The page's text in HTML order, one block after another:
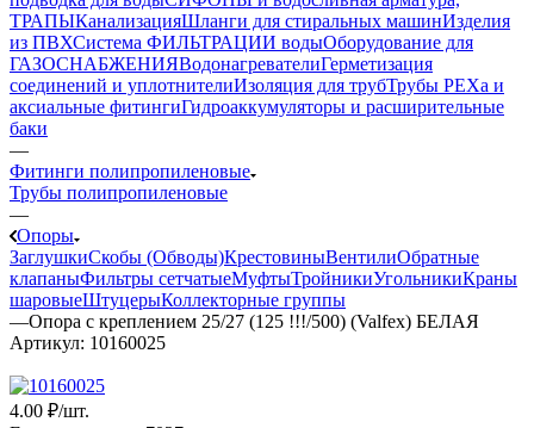
ТРАПЫКанализацияШланги для стиральных машинИзделия
из ПВХСистема ФИЛЬТРАЦИИ водыОборудование для
ГАЗОСНАБЖЕНИЯВодонагревателиГерметизация
соединений и уплотнителиИзоляция для трубТрубы PEXa и
аксиальные фитингиГидроаккумуляторы и расширительные
баки
—
Фитинги полипропиленовые
Трубы полипропиленовые
—
Опоры
ЗаглушкиСкобы (Обводы)КрестовиныВентилиОбратные
клапаныФильтры сетчатыеМуфтыТройникиУгольникиКраны
шаровыеШтуцерыКоллекторные группы
—Опора с креплением 25/27 (125 !!!/500) (Valfex) БЕЛАЯ
Артикул: 10160025
4.00 ₽/шт.